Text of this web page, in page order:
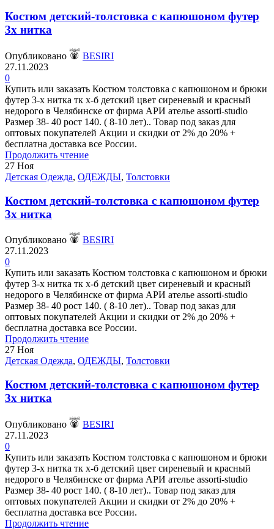
Костюм детский-толстовка с капюшоном футер
3х нитка
Опубликовано
BESIRI
27.11.2023
0
Купить или заказать Костюм толстовка с капюшоном и брюки
футер 3-х нитка тк х-б детский цвет сиреневый и красный
недорого в Челябинске от фирма АРИ ателье assorti-studio
Размер 38- 40 рост 140. ( 8-10 лет).. Товар под заказ для
оптовых покупателей Акции и скидки от 2% до 20% +
бесплатна доставка все России.
Продолжить чтение
27 Ноя
Детская Одежда, ОДЕЖДЫ, Толстовки
Костюм детский-толстовка с капюшоном футер
3х нитка
Опубликовано
BESIRI
27.11.2023
0
Купить или заказать Костюм толстовка с капюшоном и брюки
футер 3-х нитка тк х-б детский цвет сиреневый и красный
недорого в Челябинске от фирма АРИ ателье assorti-studio
Размер 38- 40 рост 140. ( 8-10 лет).. Товар под заказ для
оптовых покупателей Акции и скидки от 2% до 20% +
бесплатна доставка все России.
Продолжить чтение
27 Ноя
Детская Одежда, ОДЕЖДЫ, Толстовки
Костюм детский-толстовка с капюшоном футер
3х нитка
Опубликовано
BESIRI
27.11.2023
0
Купить или заказать Костюм толстовка с капюшоном и брюки
футер 3-х нитка тк х-б детский цвет сиреневый и красный
недорого в Челябинске от фирма АРИ ателье assorti-studio
Размер 38- 40 рост 140. ( 8-10 лет).. Товар под заказ для
оптовых покупателей Акции и скидки от 2% до 20% +
бесплатна доставка все России.
Продолжить чтение